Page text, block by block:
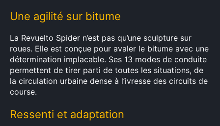
Une agilité sur bitume
La Revuelto Spider n’est pas qu’une sculpture sur
roues. Elle est conçue pour avaler le bitume avec une
détermination implacable. Ses 13 modes de conduite
permettent de tirer parti de toutes les situations, de
la circulation urbaine dense à l’ivresse des circuits de
course.
Ressenti et adaptation